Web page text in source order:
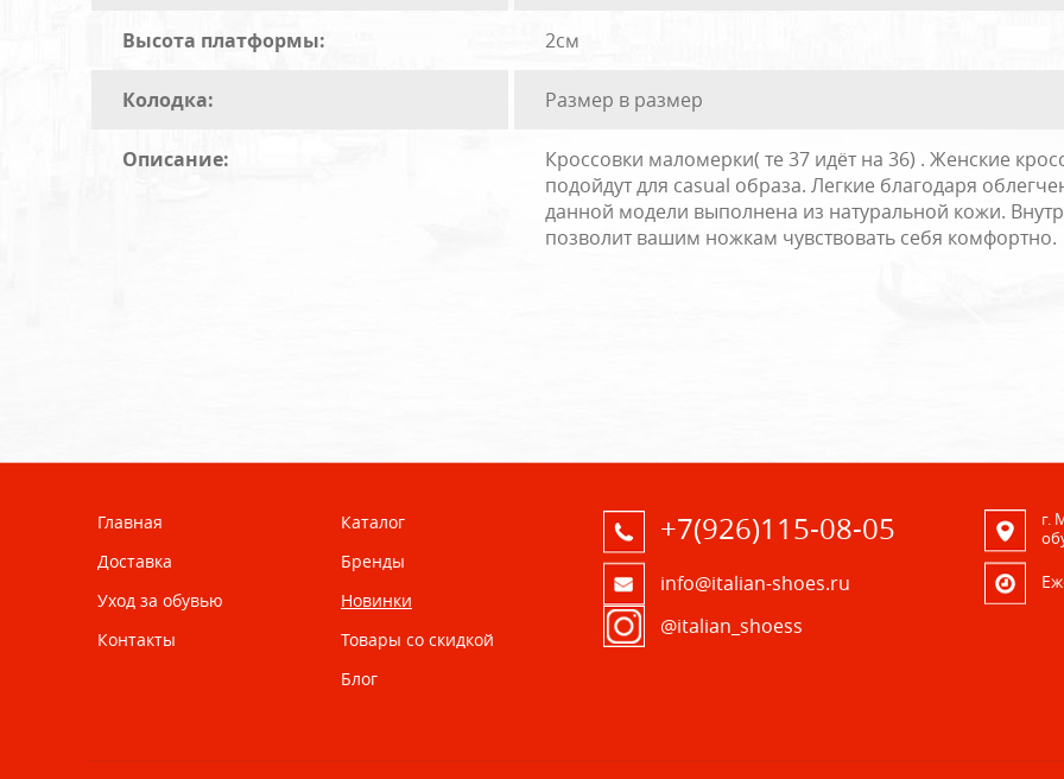
Высота платформы: 2см
Колодка: Размер в размер
Описание:
Кроссовки маломерки( те 37 идёт на 36) . Женские
подойдут для casual образа. Легкие благодаря
данной модели выполнена из натуральной кожи.
позволит вашим ножкам чувствовать себя комфортно.
Главная
Доставка
Уход за обувью
Контакты
Каталог
Бренды
Новинки
Товары со скидкой
Блог
+7(926)115-08-05
info@italian-shoes.ru
@italian_shoess
г.